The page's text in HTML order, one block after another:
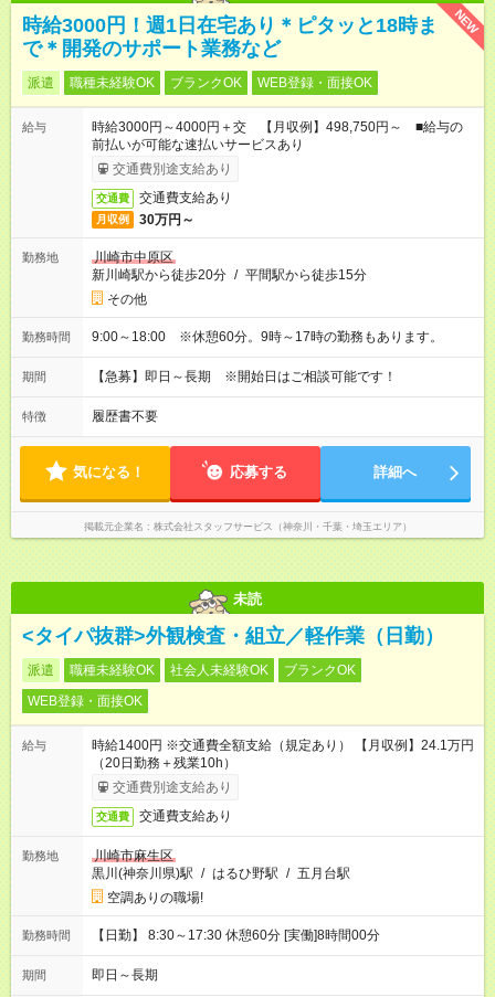
NEW
時給3000円！週1日在宅あり＊ピタッと18時ま
で＊開発のサポート業務など
派遣 職種未経験OK ブランクOK WEB登録・面接OK
給与
時給3000円～4000円＋交 【月収例】498,750円～ ■給与の
前払いが可能な速払いサービスあり
交通費別途支給あり
交通費 交通費支給あり
月収例 30万円～
勤務地
川崎市中原区
新川崎駅から徒歩20分 / 平間駅から徒歩15分
その他
勤務時間 9:00～18:00 ※休憩60分。9時～17時の勤務もあります。
期間 【急募】即日～長期 ※開始日はご相談可能です！
特徴 履歴書不要
気になる！ 応募する 詳細へ
掲載元企業名 株式会社スタッフサービス（神奈川・千葉・埼玉エリア）
未読
<タイパ抜群>外観検査・組立／軽作業（日勤）
派遣 職種未経験OK 社会人未経験OK
ブランクOK
WEB登録・面接OK
給与
時給1400円 ※交通費全額支給（規定あり） 【月収例】24.1万円
（20日勤務＋残業10h）
交通費別途支給あり
交通費 交通費支給あり
勤務地
川崎市麻生区
黒川(神奈川県)駅 / はるひ野駅 / 五月台駅
空調ありの職場!
勤務時間 【日勤】 8:30～17:30 休憩60分 [実働]8時間00分
期間 即日～長期